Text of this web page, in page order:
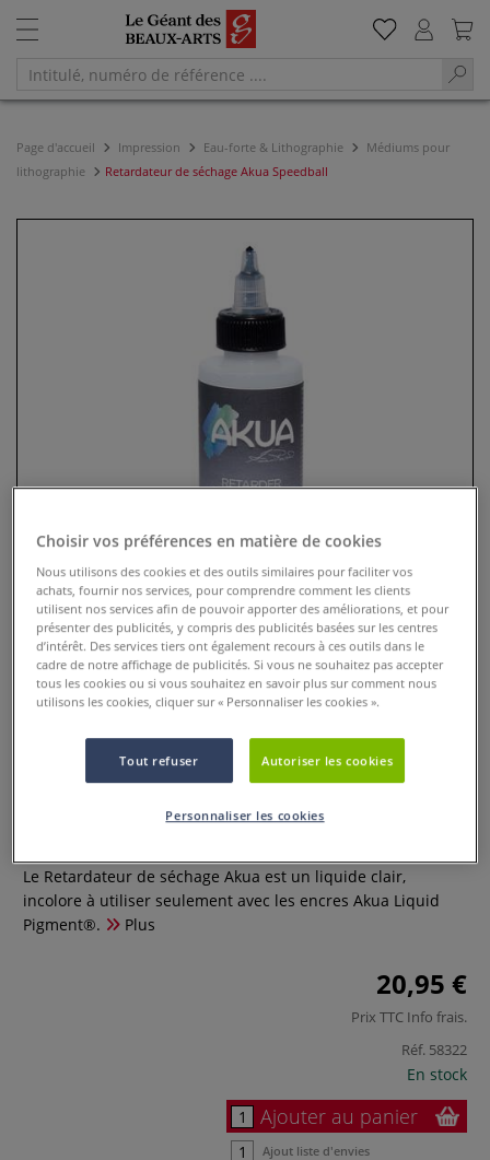
Page d'accueil Impression Eau-forte & Lithographie
Médiums pour
lithographie
Retardateur de séchage Akua Speedball
Retardateur de séchage Akua
Speedball
Le Retardateur de séchage Akua est un liquide clair,
incolore à utiliser seulement avec les encres Akua Liquid
Pigment®.
Plus
20,95 €
Prix TTC Info frais.
Réf. 58322
En stock
Ajouter au panier
Ajout liste d'envies
Choisir vos préférences en matière de cookies
Nous utilisons des cookies et des outils similaires pour faciliter vos
achats, fournir nos services, pour comprendre comment les clients
utilisent nos services afin de pouvoir apporter des améliorations, et pour
présenter des publicités, y compris des publicités basées sur les centres
d’intérêt. Des services tiers ont également recours à ces outils dans le
cadre de notre affichage de publicités. Si vous ne souhaitez pas accepter
tous les cookies ou si vous souhaitez en savoir plus sur comment nous
utilisons les cookies, cliquer sur « Personnaliser les cookies ».
Tout refuser Autoriser les cookies
Personnaliser les cookies